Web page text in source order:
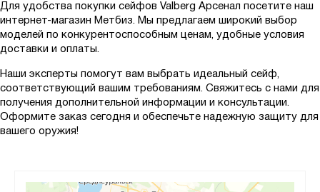
Для удобства покупки сейфов Valberg Арсенал посетите наш
интернет-магазин Метбиз. Мы предлагаем широкий выбор
моделей по конкурентоспособным ценам, удобные условия
доставки и оплаты.
Наши эксперты помогут вам выбрать идеальный сейф,
соответствующий вашим требованиям. Свяжитесь с нами для
получения дополнительной информации и консультации.
Оформите заказ сегодня и обеспечьте надежную защиту для
вашего оружия!